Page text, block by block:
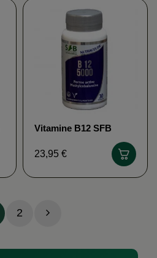
Vitamine B12 SFB
23,95 €
2